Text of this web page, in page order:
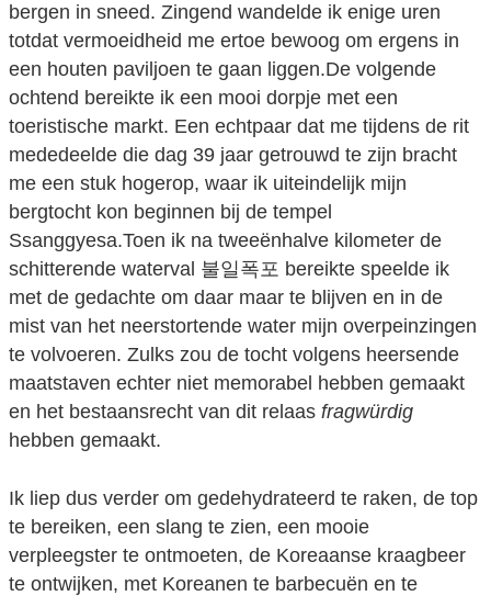
bergen in sneed. Zingend wandelde ik enige uren
totdat vermoeidheid me ertoe bewoog om ergens in
een houten paviljoen te gaan liggen.De volgende
ochtend bereikte ik een mooi dorpje met een
toeristische markt. Een echtpaar dat me tijdens de rit
mededeelde die dag 39 jaar getrouwd te zijn bracht
me een stuk hogerop, waar ik uiteindelijk mijn
bergtocht kon beginnen bij de tempel
Ssanggyesa.Toen ik na tweeënhalve kilometer de
schitterende waterval 불일폭포 bereikte speelde ik
met de gedachte om daar maar te blijven en in de
mist van het neerstortende water mijn overpeinzingen
te volvoeren. Zulks zou de tocht volgens heersende
maatstaven echter niet memorabel hebben gemaakt
en het bestaansrecht van dit relaas fragwürdig
hebben gemaakt.
Ik liep dus verder om gedehydrateerd te raken, de top
te bereiken, een slang te zien, een mooie
verpleegster te ontmoeten, de Koreaanse kraagbeer
te ontwijken, met Koreanen te barbecuën en te